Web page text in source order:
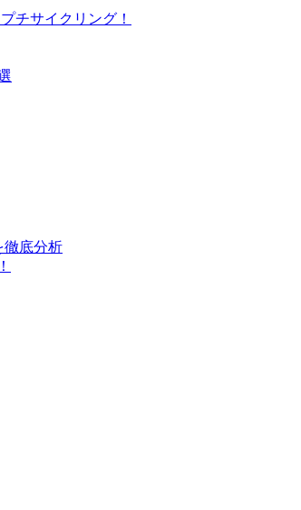
チサイクリング！
徹底分析